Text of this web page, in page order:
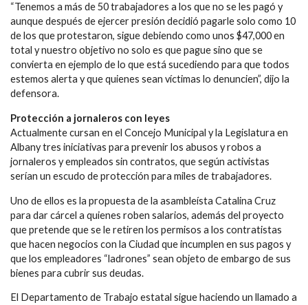
“Tenemos a más de 50 trabajadores a los que no se les pagó y
aunque después de ejercer presión decidió pagarle solo como 10
de los que protestaron, sigue debiendo como unos $47,000 en
total y nuestro objetivo no solo es que pague sino que se
convierta en ejemplo de lo que está sucediendo para que todos
estemos alerta y que quienes sean víctimas lo denuncien”, dijo la
defensora.
Protección a jornaleros con leyes
Actualmente cursan en el Concejo Municipal y la Legislatura en
Albany tres iniciativas para prevenir los abusos y robos a
jornaleros y empleados sin contratos, que según activistas
serían un escudo de protección para miles de trabajadores.
Uno de ellos es la propuesta de la asambleísta Catalina Cruz
para dar cárcel a quienes roben salarios, además del proyecto
que pretende que se le retiren los permisos a los contratistas
que hacen negocios con la Ciudad que incumplen en sus pagos y
que los empleadores “ladrones” sean objeto de embargo de sus
bienes para cubrir sus deudas.
El Departamento de Trabajo estatal sigue haciendo un llamado a